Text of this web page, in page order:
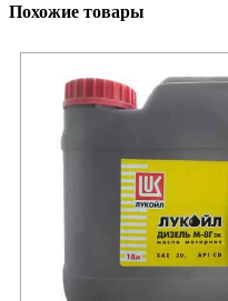
Похожие товары